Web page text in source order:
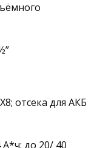
отсека для АКБ
до 20/ 40